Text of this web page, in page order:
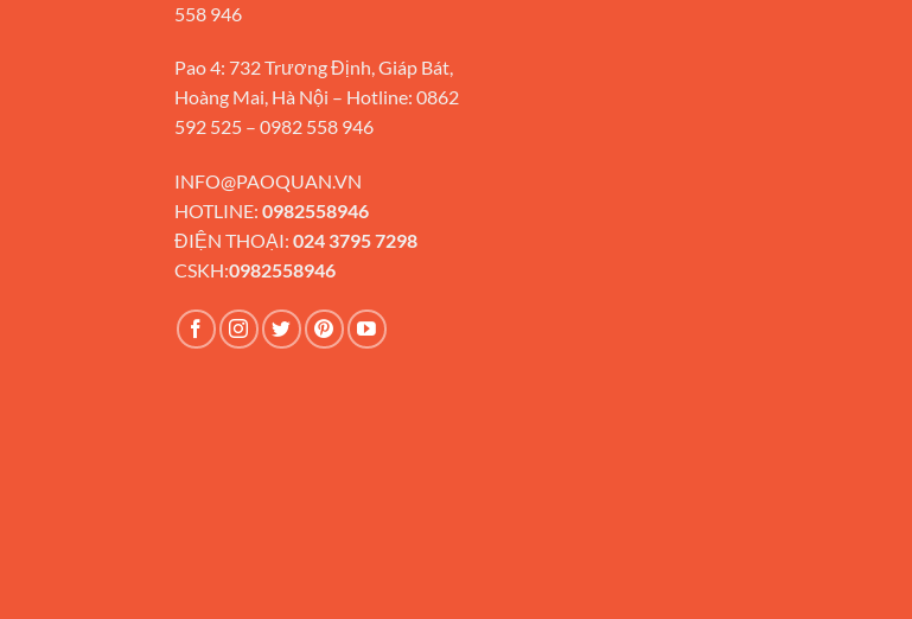
558 946
Pao 4: 732 Trương Định, Giáp Bát,
Hoàng Mai, Hà Nội – Hotline: 0862
592 525 – 0982 558 946
INFO@PAOQUAN.VN
HOTLINE: 0982558946
ĐIỆN THOẠI: 024 3795 7298
CSKH:0982558946